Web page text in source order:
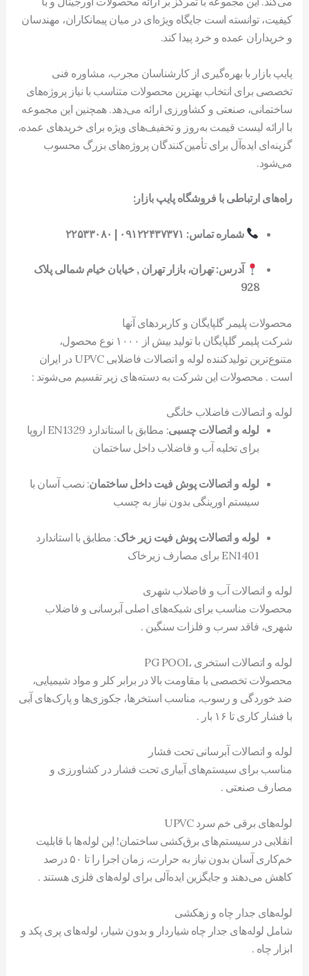
کیفیت، توانسته است جایگاه ویژه‌ای در میان پیمانکاران، مهندسان
و خریداران عمده و خرد پیدا کند.
پایپ بازار با بهره‌گیری از کارشناسان مجرب، مشاوره فنی
تخصصی برای انتخاب بهترین محصولات متناسب با نیاز پروژه‌های
ساختمانی، صنعتی و کشاورزی ارائه می‌دهد. همچنین این مجموعه
با ارائه لیست قیمت به‌روز و تخفیف‌های ویژه برای خریدهای عمده،
گزینه‌ای ایده‌آل برای تأمین‌کنندگان پروژه‌های بزرگ محسوب
می‌شود.
راه‌های ارتباطی با فروشگاه پایپ بازار:
شماره تماس: ۰۹۱۲۲۴۳۷۳۷۱ | ۲۲۵۳۳۰۸۰
آدرس: تهران، بازار تهران , خیابان خیام شمالی پلاک
928
محصولات پلیمر گلپایگان و کاربردهای آنها
شرکت پلیمر گلپایگان با تولید بیش از ۱۰۰۰ نوع محصول،
متنوع‌ترین تولیدکننده لوله و اتصالات فاضلابی UPVC در ایران
است . محصولات این شرکت به دسته‌های زیر تقسیم می‌شوند :
لوله و اتصالات فاضلاب خانگی
لوله و اتصالات چسبی
: مطابق با استاندارد EN1329 اروپا
برای تخلیه آب و فاضلاب داخل ساختمان
لوله و اتصالات پوش فیت داخل ساختمان: نصب آسان با
سیستم اورینگی بدون نیاز به چسب
لوله و اتصالات پوش فیت زیر خاک: مطابق با استاندارد
EN1401 برای مصارف زیرخاک
لوله و اتصالات آب و فاضلاب شهری
محصولات مناسب برای شبکه‌های اصلی آبرسانی و فاضلاب
شهری، فاقد سرب و فلزات سنگین .
لوله و اتصالات استخری PG POOL
محصولات تخصصی با مقاومت بالا در برابر کلر و مواد شیمیایی،
ضد خوردگی و رسوب، مناسب استخرها، جکوزی‌ها و پارک‌های آبی
با فشار کاری تا ۱۶ بار .
لوله و اتصالات آبرسانی تحت فشار
مناسب برای سیستم‌های آبیاری تحت فشار در کشاورزی و
مصارف صنعتی .
لوله‌های برقی خم سرد UPVC
انقلابی در سیستم‌های برق‌کشی ساختمان! این لوله‌ها با قابلیت
خم‌کاری آسان بدون نیاز به حرارت، زمان اجرا را تا ۵۰ درصد
کاهش می‌دهند و جایگزین ایده‌آلی برای لوله‌های فلزی هستند .
لوله‌های جدار چاه و زهکشی
شامل لوله‌های جدار چاه شیاردار و بدون شیار، لوله‌های پری پکد و
ابزار چاه .